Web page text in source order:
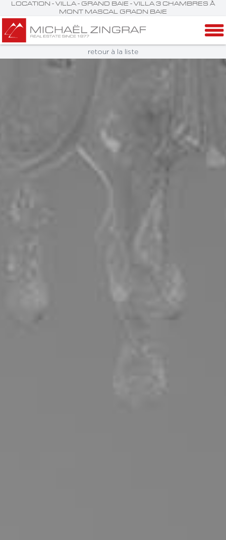
LOCATION - VILLA - GRAND BAIE - VILLA 3 CHAMBRES À
MONT MASCAL GRADN BAIE
retour à la liste